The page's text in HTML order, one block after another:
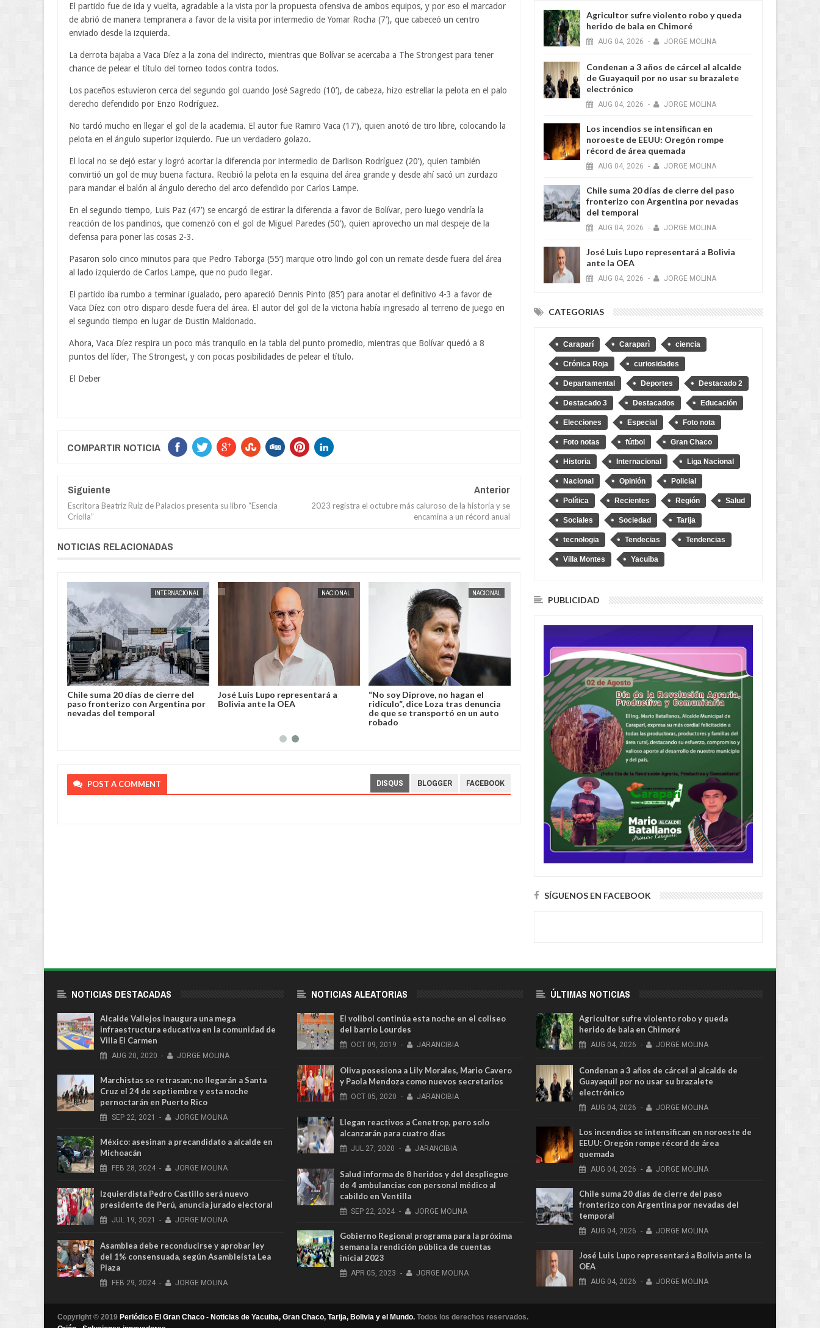
El partido fue de ida y vuelta, agradable a la vista por la propuesta ofensiva de ambos equipos, y por eso el marcador
de abrió de manera tempranera a favor de la visita por intermedio de Yomar Rocha (7’), que cabeceó un centro
enviado desde la izquierda.
La derrota bajaba a Vaca Díez a la zona del indirecto, mientras que Bolívar se acercaba a The Strongest para tener
chance de pelear el título del torneo todos contra todos.
Los paceños estuvieron cerca del segundo gol cuando José Sagredo (10’), de cabeza, hizo estrellar la pelota en el palo
derecho defendido por Enzo Rodríguez.
No tardó mucho en llegar el gol de la academia. El autor fue Ramiro Vaca (17’), quien anotó de tiro libre, colocando la
pelota en el ángulo superior izquierdo. Fue un verdadero golazo.
El local no se dejó estar y logró acortar la diferencia por intermedio de Darlison Rodríguez (20’), quien también
convirtió un gol de muy buena factura. Recibió la pelota en la esquina del área grande y desde ahí sacó un zurdazo
para mandar el balón al ángulo derecho del arco defendido por Carlos Lampe.
En el segundo tiempo, Luis Paz (47’) se encargó de estirar la diferencia a favor de Bolívar, pero luego vendría la
reacción de los pandinos, que comenzó con el gol de Miguel Paredes (50’), quien aprovecho un mal despeje de la
defensa para poner las cosas 2-3.
Pasaron solo cinco minutos para que Pedro Taborga (55’) marque otro lindo gol con un remate desde fuera del área
al lado izquierdo de Carlos Lampe, que no pudo llegar.
El partido iba rumbo a terminar igualado, pero apareció Dennis Pinto (85’) para anotar el definitivo 4-3 a favor de
Vaca Díez con otro disparo desde fuera del área. El autor del gol de la victoria había ingresado al terreno de juego en
el segundo tiempo en lugar de Dustin Maldonado.
Ahora, Vaca Díez respira un poco más tranquilo en la tabla del punto promedio, mientras que Bolívar quedó a 8
puntos del líder, The Strongest, y con pocas posibilidades de pelear el título.
El Deber
COMPARTIR NOTICIA
Siguiente
Escritora Beatriz Ruiz de Palacios presenta su libro “Esencia
Criolla”
Anterior
2023 registra el octubre más caluroso de la historia y se
encamina a un récord anual
NOTICIAS RELACIONADAS
AUG
INTERNACIONAL
Chile suma 20 días de cierre del
paso fronterizo con Argentina por
nevadas del temporal
NACIONAL
José Luis Lupo representará a
Bolivia ante la OEA
NACIONAL
“No soy Diprove, no hagan el
ridículo”, dice Loza tras denuncia
de que se transportó en un auto
robado
POST A COMMENT DISQUS BLOGGER FACEBOOK
Agricultor sufre violento robo y queda
herido de bala en Chimoré
AUG 04, 2026 - JORGE MOLINA
Condenan a 3 años de cárcel al alcalde
de Guayaquil por no usar su brazalete
electrónico
AUG 04, 2026 - JORGE MOLINA
Los incendios se intensifican en
noroeste de EEUU: Oregón rompe
récord de área quemada
AUG 04, 2026 - JORGE MOLINA
Chile suma 20 días de cierre del paso
fronterizo con Argentina por nevadas
del temporal
AUG 04, 2026 - JORGE MOLINA
José Luis Lupo representará a Bolivia
ante la OEA
AUG 04, 2026 - JORGE MOLINA
CATEGORIAS
Caraparí Caraparì ciencia
Crónica Roja curiosidades
Departamental Deportes Destacado 2
Destacado 3 Destacados Educación
Elecciones Especial Foto nota
Foto notas fútbol Gran Chaco
Historia Internacional Liga Nacional
Nacional Opinión Policial
Política Recientes Región Salud
Sociales Sociedad Tarija
tecnologia Tendecias Tendencias
Villa Montes Yacuiba
PUBLICIDAD
SÍGUENOS EN FACEBOOK
NOTICIAS DESTACADAS
Alcalde Vallejos inaugura una mega
infraestructura educativa en la comunidad de
Villa El Carmen
AUG 20, 2020 - JORGE MOLINA
Marchistas se retrasan; no llegarán a Santa
Cruz el 24 de septiembre y esta noche
pernoctarán en Puerto Rico
SEP 22, 2021 - JORGE MOLINA
México: asesinan a precandidato a alcalde en
Michoacán
FEB 28, 2024 - JORGE MOLINA
Izquierdista Pedro Castillo será nuevo
presidente de Perú, anuncia jurado electoral
JUL 19, 2021 - JORGE MOLINA
Asamblea debe reconducirse y aprobar ley
del 1% consensuada, según Asambleísta Lea
Plaza
FEB 29, 2024 - JORGE MOLINA
NOTICIAS ALEATORIAS
El volibol continúa esta noche en el coliseo
del barrio Lourdes
OCT 09, 2019 - JARANCIBIA
Oliva posesiona a Lily Morales, Mario Cavero
y Paola Mendoza como nuevos secretarios
OCT 05, 2020 - JARANCIBIA
Llegan reactivos a Cenetrop, pero solo
alcanzarán para cuatro días
JUL 27, 2020 - JARANCIBIA
Salud informa de 8 heridos y del despliegue
de 4 ambulancias con personal médico al
cabildo en Ventilla
SEP 22, 2024 - JORGE MOLINA
Gobierno Regional programa para la próxima
semana la rendición pública de cuentas
inicial 2023
APR 05, 2023 - JORGE MOLINA
ÚLTIMAS NOTICIAS
Agricultor sufre violento robo y queda
herido de bala en Chimoré
AUG 04, 2026 - JORGE MOLINA
Condenan a 3 años de cárcel al alcalde de
Guayaquil por no usar su brazalete
electrónico
AUG 04, 2026 - JORGE MOLINA
Los incendios se intensifican en noroeste de
EEUU: Oregón rompe récord de área
quemada
AUG 04, 2026 - JORGE MOLINA
Chile suma 20 días de cierre del paso
fronterizo con Argentina por nevadas del
temporal
AUG 04, 2026 - JORGE MOLINA
José Luis Lupo representará a Bolivia ante la
OEA
AUG 04, 2026 - JORGE MOLINA
Copyright © 2019 Periódico El Gran Chaco - Noticias de Yacuiba, Gran Chaco, Tarija, Bolivia y el Mundo. Todos los derechos reservados.